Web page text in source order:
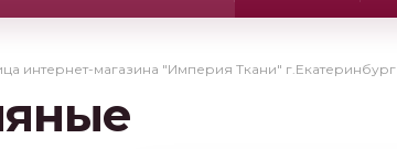
интернет-магазина "Империя Ткани" г.Екатеринбург